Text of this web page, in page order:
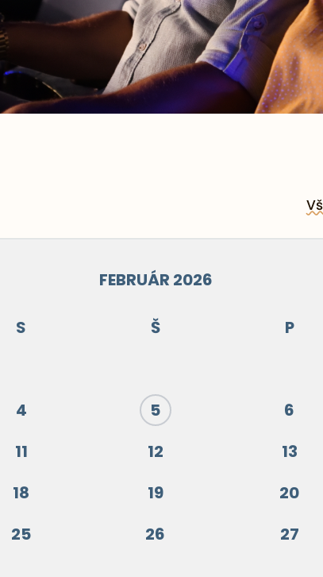
FEBRUÁR 2026
S Š P
4 5 6
11 12 13
18 19 20
25 26 27